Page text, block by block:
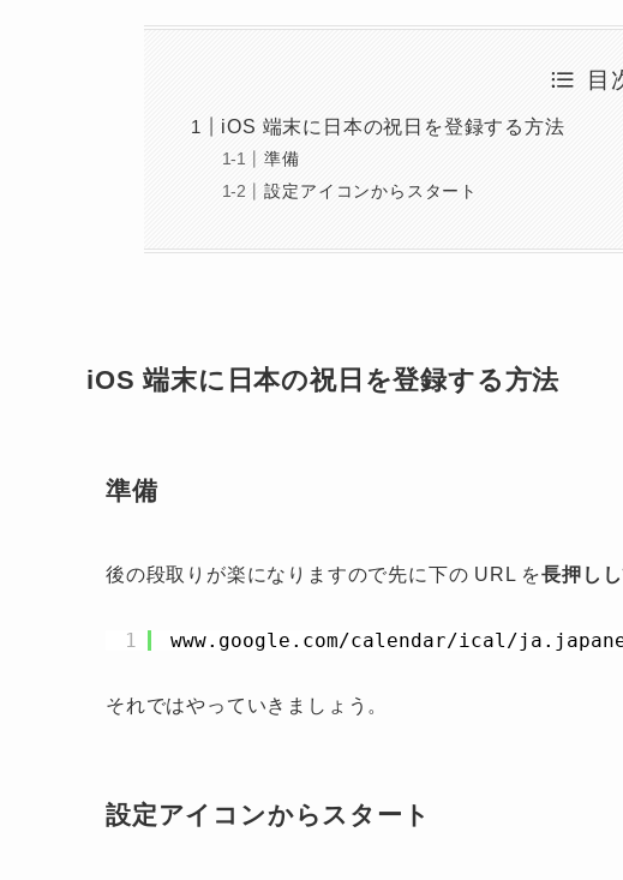
目
iOS 端末に日本の祝日を登録する方法
準備
設定アイコンからスタート
iOS 端末に日本の祝日を登録する方法
準備
後の段取りが楽になりますので先に下の URL を長押し
1 www.google.com/calendar/ical/
それではやっていきましょう。
設定アイコンからスタート